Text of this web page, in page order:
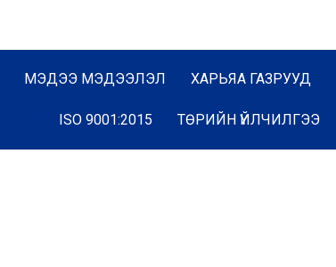
МЭДЭЭ МЭДЭЭЛЭЛ ХАРЬЯА ГАЗРУУД
ISO 9001:2015 ТӨРИЙН ҮЙЛЧИЛГЭЭ